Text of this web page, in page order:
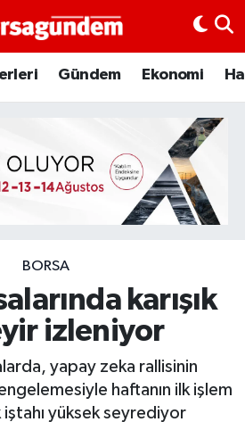
Gündem Ekonomi
BORSA
karışık
izleniyor
yapay zeka rallisinin
haftanın ilk işlem
yüksek seyrediyor